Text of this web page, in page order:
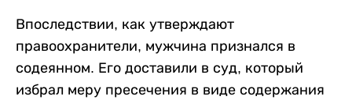
Впоследствии, как утверждают
правоохранители, мужчина признался в
содеянном. Его доставили в суд, который
избрал меру пресечения в виде содержания